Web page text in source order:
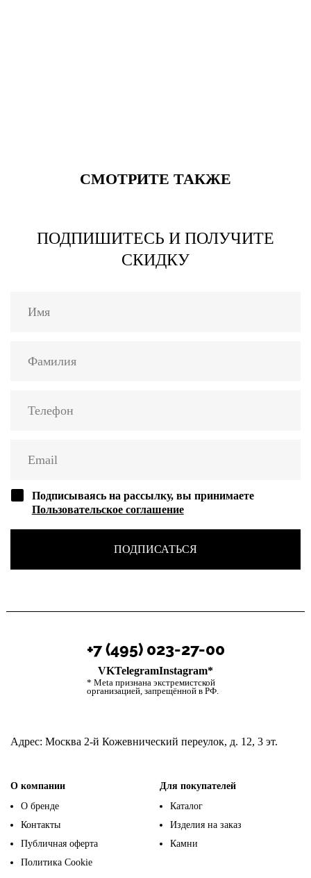
СМОТРИТЕ ТАКЖЕ
ПОДПИШИТЕСЬ И ПОЛУЧИТЕ
СКИДКУ
Подписываясь на рассылку, вы принимаете
Пользовательское соглашение
ПОДПИСАТЬСЯ
+7 (495) 023-27-00
VKTelegramInstagram*
* Meta признана экстремистской
организацией, запрещённой в РФ.
Адрес: Москва 2-й Кожевнический переулок, д. 12, 3 эт.
О компании
О бренде
Контакты
Публичная оферта
Политика Cookie
Для покупателей
Каталог
Изделия на заказ
Камни